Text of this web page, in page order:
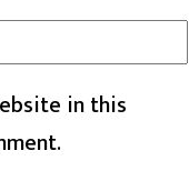
in this